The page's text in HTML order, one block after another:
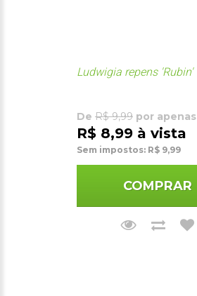
Ludwigia repens 'Rubin'
De R$ 9,99 por apenas
R$ 8,99 à vista
Sem impostos: R$ 9,99
COMPRAR